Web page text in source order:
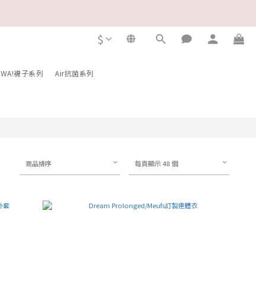
$
WA!襪子系列 Air抗菌系列
商品排序 每頁顯示 48 個